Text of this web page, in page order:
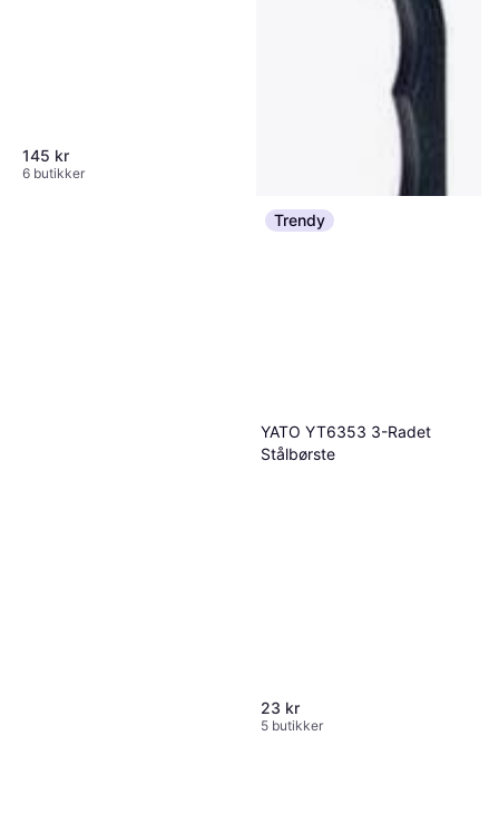
145 kr
6 butikker
4 butikker
Trendy
YATO YT6353 3-Radet
Stålbørste
23 kr
5 butikker